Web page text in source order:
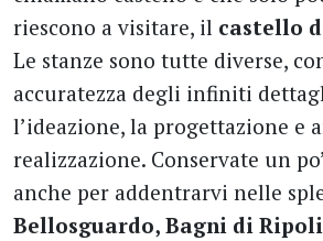
riescono a visitare, il castello
Le stanze sono tutte diverse,
accuratezza degli infiniti
l’ideazione, la progettazione e
realizzazione. Conservate un
anche per addentrarvi nelle
Bellosguardo, Bagni di Ripoli